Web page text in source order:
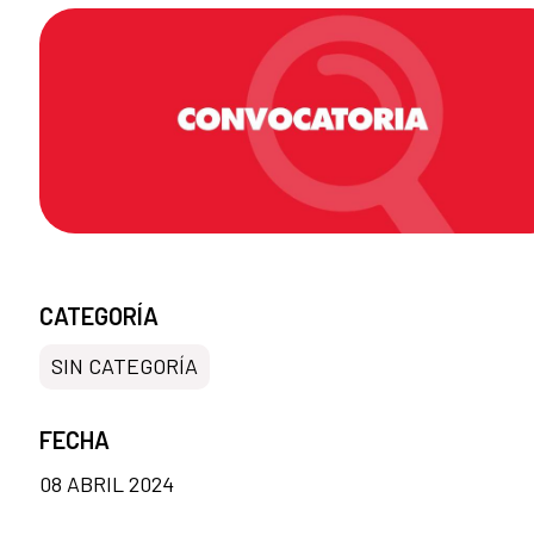
CATEGORÍA
SIN CATEGORÍA
FECHA
08 ABRIL 2024